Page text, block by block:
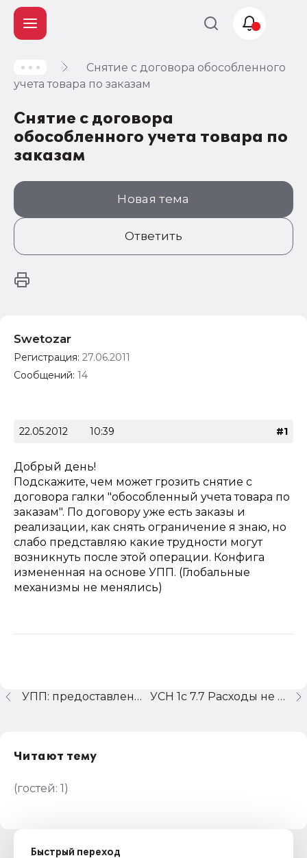
Снятие с договора обособленного
учета товара по заказам
Снятие с договора
обособленного учета товара по
заказам
Новая тема
Ответить
Swetozar
Регистрация: 27.06.2011
Сообщений: 14
22.05.2012 10:39 #1
Добрый день!
Подскажите, чем может грозить снятие с
договора галки "обособленный учета товара по
заказам". По договору уже есть заказы и
реализации, как снять ограничение я знаю, но
слабо представляю какие трудности могут
возникнуть после этой операции. Конфига
измененная на основе УПП. (Глобальные
механизмы не менялись)
УСН 1с 7.7 Расходы не попадают в НУ
УПП: предоставление займа в у.е.
Читают тему
(гостей: 1)
Быстрый переход
Учет и
налогообложение
Автоматизация